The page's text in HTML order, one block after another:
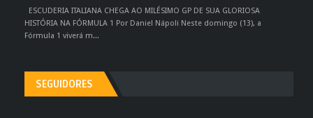
ESCUDERIA ITALIANA CHEGA AO MILÉSIMO GP DE SUA GLORIOSA
HISTÓRIA NA FÓRMULA 1 Por Daniel Nápoli Neste domingo (13), a
Fórmula 1 viverá m...
SEGUIDORES